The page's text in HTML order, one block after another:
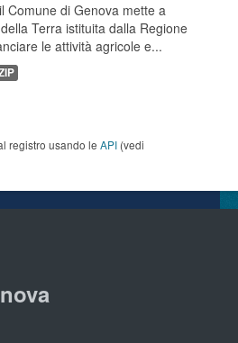
Comune di Genova mette a
Terra istituita dalla Regione
le attività agricole e...
registro usando le API (vedi